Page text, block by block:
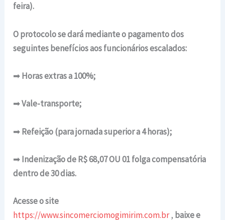
feira).
O protocolo se dará mediante o pagamento dos
seguintes benefícios aos funcionários escalados:
➡Horas extras a 100%;
➡Vale-transporte;
➡Refeição (para jornada superior a 4 horas);
➡Indenização de R$ 68,07 OU 01 folga compensatória
dentro de 30 dias.
Acesse o site
https://www.sincomerciomogimirim.com.br, baixe e